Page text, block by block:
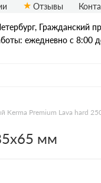
Граждaнский
ежедневно с 8:00
Отзывы
Kerma Premium Lava hard
мм